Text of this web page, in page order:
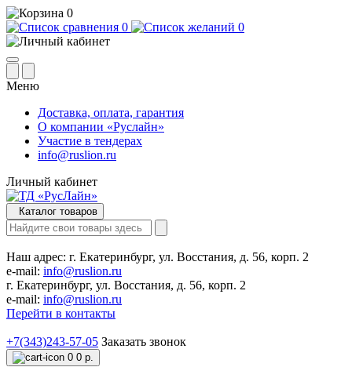
0
0
0
Меню
Доставка, оплата, гарантия
О компании «Руслайн»
Участие в тендерах
info@ruslion.ru
Личный кабинет
Каталог товаров
Наш адрес: г. Екатеринбург, ул. Восстания, д. 56, корп. 2
e-mail: info@ruslion.ru
г. Екатеринбург, ул. Восстания, д. 56, корп. 2
e-mail: info@ruslion.ru
Перейти в контакты
+7(343)243-57-05 Заказать звонок
0 0 р.